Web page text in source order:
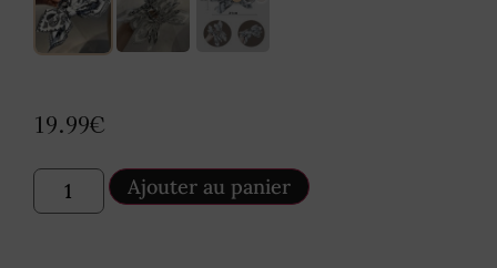
19.99€
Ajouter au panier